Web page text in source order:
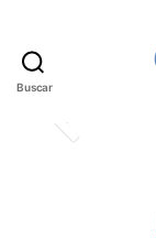
Buscar